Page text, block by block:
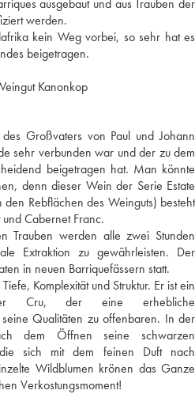
ausgebaut und aus Trauben der
werden.
kein Weg vorbei, so sehr hat es
beigetragen.
Kanonkop
Großvaters von Paul und Johann
sehr verbunden war und der zu dem
beigetragen hat. Man könnte
denn dieser Wein der Serie Estate
Rebflächen des Weinguts) besteht
Cabernet Franc.
Trauben werden alle zwei Stunden
Extraktion zu gewährleisten. Der
in neuen Barriquefässern statt.
Komplexität und Struktur. Er ist ein
Cru, der eine erhebliche
Qualitäten zu offenbaren. In der
dem Öffnen seine schwarzen
die sich mit dem feinen Duft nach
Wildblumen krönen das Ganze
Verkostungsmoment!